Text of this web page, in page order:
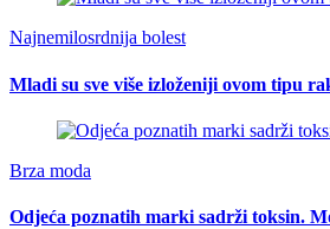
Najnemilosrdnija bolest
Mladi su sve više izloženiji ovom tipu
Brza moda
Odjeća poznatih marki sadrži toksin.